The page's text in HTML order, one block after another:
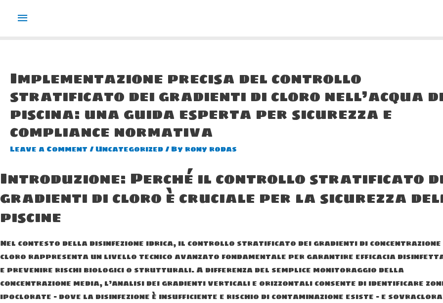
Main
Implementazione precisa del controllo
stratificato dei gradienti di cloro nell’acqua
piscina: una guida esperta per sicurezza e
compliance normativa
Leave a Comment / Uncategorized / By rony rodas
Introduzione: Perché il controllo stratificato
gradienti di cloro è cruciale per la sicurezza
piscine
Nel contesto della disinfezione idrica, il controllo stratificato dei gradienti di concentrazione
cloro rappresenta un livello tecnico avanzato fondamentale per garantire efficacia
e prevenire rischi biologici o strutturali. A differenza del semplice monitoraggio della
concentrazione media, l’analisi dei gradienti verticali e orizzontali consente di identificare
ipoclorate – dove la disinfezione è insufficiente e rischio di contaminazione esiste – e